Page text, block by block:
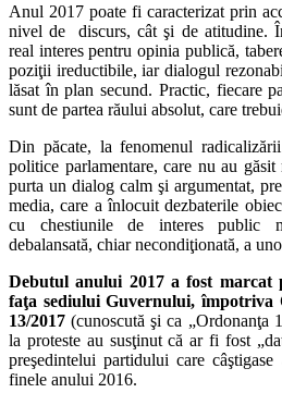
Anul 2017 poate fi caracterizat prin
nivel de discurs, cât şi de atitudine.
real interes pentru opinia publică,
poziţii ireductibile, iar dialogul
lăsat în plan secund. Practic, fiecare
sunt de partea răului absolut, care
Din păcate, la fenomenul
politice parlamentare, care nu au găsit
purta un dialog calm şi argumentat,
media, care a înlocuit dezbaterile
cu chestiunile de interes public
debalansată, chiar necondiţionată, a
Debutul anului 2017 a fost marcat
faţa sediului Guvernului, împotriva
13/2017 (cunoscută şi ca „Ordonanţa
la proteste au susţinut că ar fi fost
preşedintelui partidului care
finele anului 2016.